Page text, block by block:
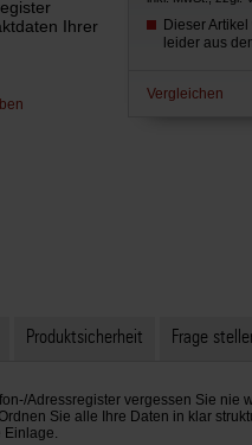
Ihrer
Dieser
leider aus
Vergleichen
Produktsicherheit Frage
Adressregister vergessen Sie nie
Sie alle Ihre Daten in klar
Einlage.